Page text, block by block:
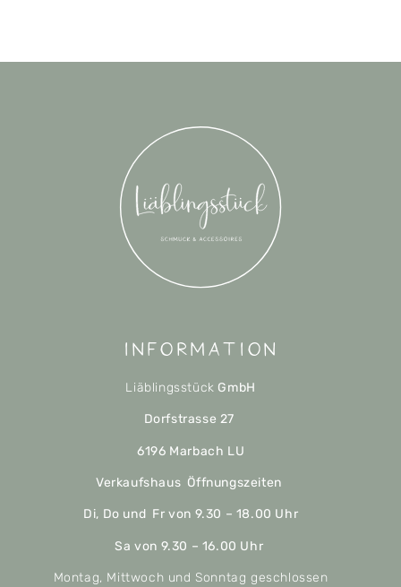
Information
Liäblingsstück GmbH
Dorfstrasse 27
6196 Marbach LU
Verkaufshaus Öffnungszeiten
Di, Do und Fr von 9.30 – 18.00 Uhr
Sa von 9.30 – 16.00 Uhr
Montag, Mittwoch und Sonntag geschlossen